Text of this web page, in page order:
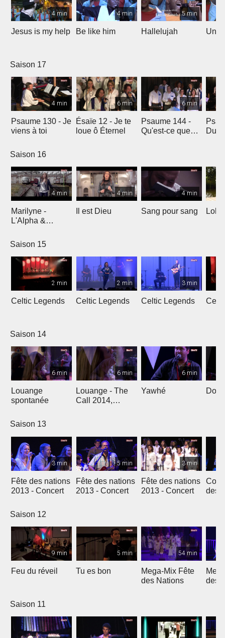
4 min
Jesus is my help
4 min
Be like him
5 min
Hallelujah Un
Saison 17
4 min
Psaume 130 - Je
viens à toi
6 min
Ésaïe 12 - Je te
loue ô Éternel
6 min
Psaume 144 -
Qu'est-ce que
Du
Saison 16
4 min
Marilyne -
L'Alpha &
4 min
Il est Dieu
4 min
Sang pour sang Lola
Saison 15
2 min
Celtic Legends
2 min
Celtic Legends
3 min
Celtic Legends
Saison 14
6 min
Louange
spontanée
6 min
Louange - The
Call 2014,
6 min
Yawhé
Saison 13
3 min
Fête des nations
2013 - Concert
5 min
Fête des nations
2013 - Concert
3 min
Fête des nations
2013 - Concert
des
Saison 12
9 min
Feu du réveil
5 min
Tu es bon
54 min
Mega-Mix Fête
des Nations
des
Saison 11